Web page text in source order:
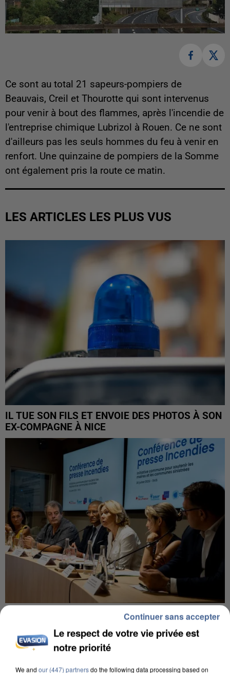
Ce sont au total 21 sapeurs-pompiers de
Beauvais, Creil et Thourotte qui sont intervenus
pour venir à bout des flammes, après l'incendie de
l'entreprise chimique Lubrizol à Rouen. Ce ne sont
d'ailleurs pas les seuls hommes du feu à venir en
renfort. Une quinzaine de pompiers de la Somme
ont également pris la route ce matin.
LES ARTICLES LES PLUS VUS
IL TUE SON FILS ET ENVOIE DES PHOTOS À SON
EX-COMPAGNE À NICE
INCENDIES : L’ÎLE-DE-FRANCE LANCE UN ÉLAN
Le respect de votre vie privée est
notre priorité
We and our (447) partnersdo the following data processing based on
Continuer sans accepter